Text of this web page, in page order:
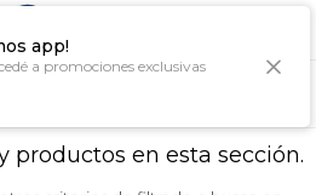
app!
a promociones exclusivas
PRODUCTOS
productos en esta sección.